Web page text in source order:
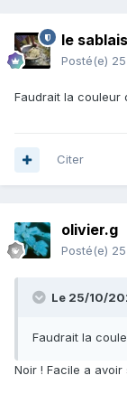
le sablais
Posté(e)
Faudrait la couleur
Citer
olivier.g
Posté(e)
Le 25/10/
Faudrait la
Noir ! Facile a